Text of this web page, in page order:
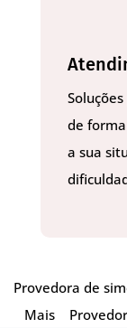
de
a sua
Provedora de
Mais